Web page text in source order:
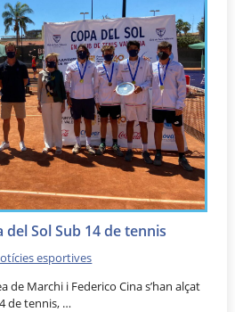
Sol Sub 14 de tennis
esportives
de Marchi i Federico Cina s’han alçat
de tennis, …